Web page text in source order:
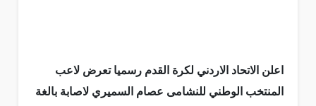
اعلن الاتحاد الاردني لكرة القدم رسميا تعرض لاعب
المنتخب الوطني للنشامى عصام السميري لاصابة بالغة